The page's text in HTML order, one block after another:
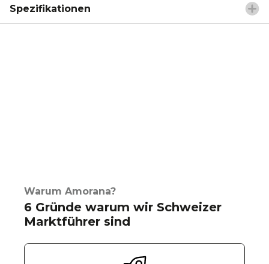
Spezifikationen
Warum Amorana?
6 Gründe warum wir Schweizer
Marktführer sind